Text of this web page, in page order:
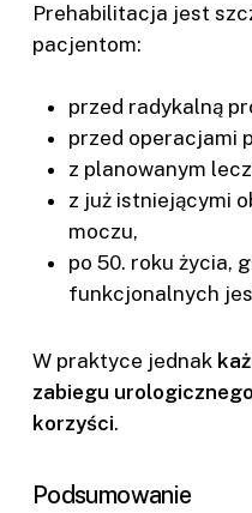
Prehabilitacja jest
pacjentom:
przed radykalną
przed operacjami
z planowanym
z już istniejącymi
moczu,
po 50. roku życia,
funkcjonalnych
W praktyce jednak
zabiegu
korzyści.
Podsumowanie